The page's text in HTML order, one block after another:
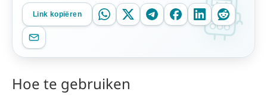
Link kopiëren
Hoe te gebruiken